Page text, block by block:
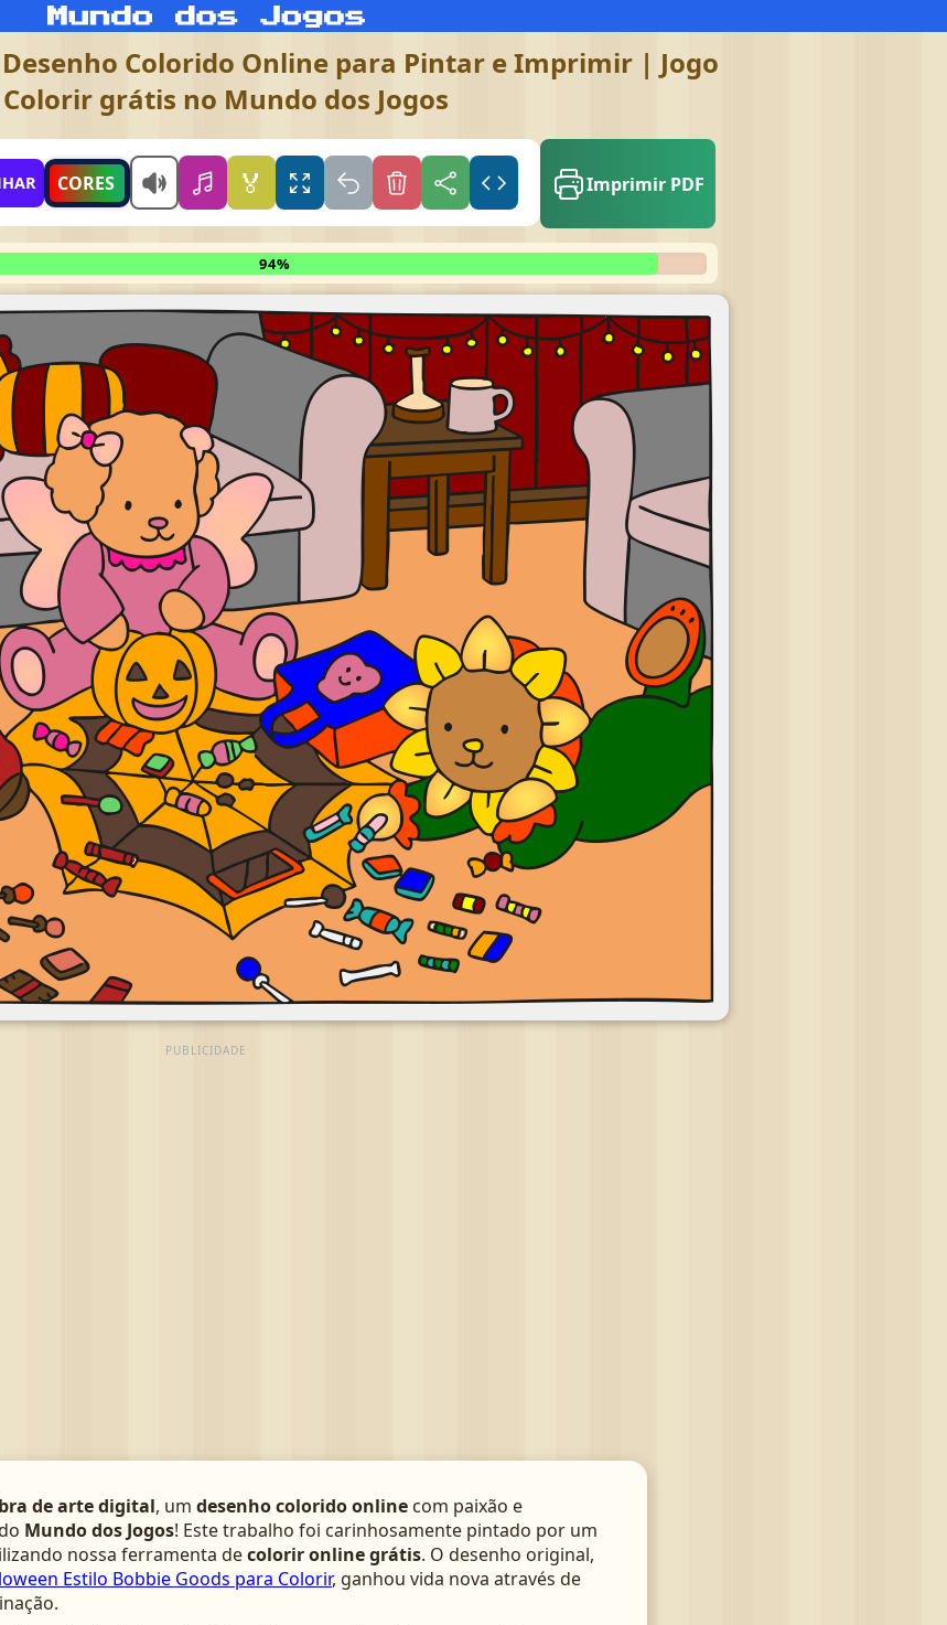
Colorido Online para Pintar e Imprimir | Jogo
grátis no Mundo dos Jogos
CORES 🏅 Imprimir PDF
94%
PUBLICIDADE
de arte digital, um desenho colorido online com paixão e
Mundo dos Jogos! Este trabalho foi carinhosamente pintado por um
nossa ferramenta decolorir online grátis. O desenho original,
Estilo Bobbie Goods para Colorir, ganhou vida nova através de